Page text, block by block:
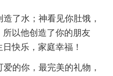
了水；神看见你肚饿，
以他创造了你的朋友
快乐，家庭幸福！
的你，最完美的礼物，